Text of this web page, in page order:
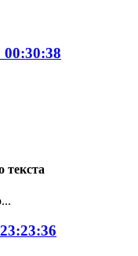
00:30:38
текста